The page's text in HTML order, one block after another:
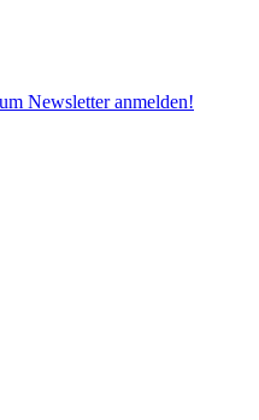
Newsletter anmelden!